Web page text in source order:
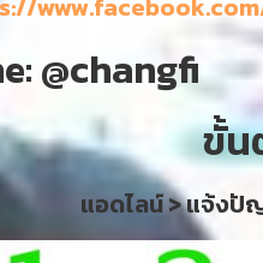
@changfi
ขั้น
แอดไลน์ > แจ้งปั